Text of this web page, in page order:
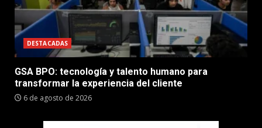
DESTACADAS
GSA BPO: tecnología y talento humano para
transformar la experiencia del cliente
6 de agosto de 2026